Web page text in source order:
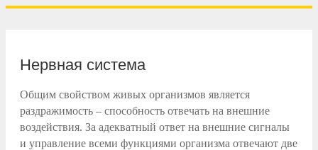
Нервная система
Общим свойством живых организмов является
раздражимость – способность отвечать на внешние
воздействия. За адекватный ответ на внешние сигналы
и управление всеми функциями организма отвечают две